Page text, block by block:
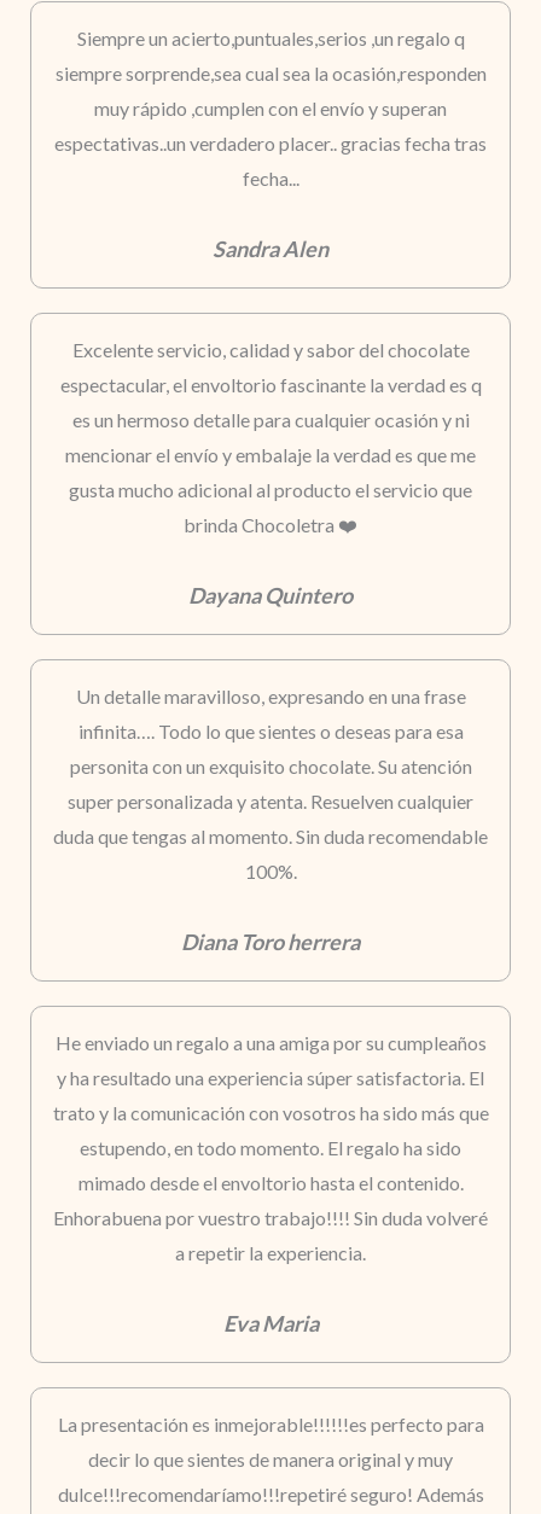
Siempre un acierto,puntuales,serios ,un regalo q
siempre sorprende,sea cual sea la ocasión,responden
muy rápido ,cumplen con el envío y superan
espectativas..un verdadero placer.. gracias fecha tras
fecha...
Sandra Alen
Excelente servicio, calidad y sabor del chocolate
espectacular, el envoltorio fascinante la verdad es q
es un hermoso detalle para cualquier ocasión y ni
mencionar el envío y embalaje la verdad es que me
gusta mucho adicional al producto el servicio que
brinda Chocoletra ❤️
Dayana Quintero
Un detalle maravilloso, expresando en una frase
infinita…. Todo lo que sientes o deseas para esa
personita con un exquisito chocolate. Su atención
super personalizada y atenta. Resuelven cualquier
duda que tengas al momento. Sin duda recomendable
100%.
Diana Toro herrera
He enviado un regalo a una amiga por su cumpleaños
y ha resultado una experiencia súper satisfactoria. El
trato y la comunicación con vosotros ha sido más que
estupendo, en todo momento. El regalo ha sido
mimado desde el envoltorio hasta el contenido.
Enhorabuena por vuestro trabajo!!!! Sin duda volveré
a repetir la experiencia.
Eva Maria
La presentación es inmejorable!!!!!!es perfecto para
decir lo que sientes de manera original y muy
dulce!!!recomendaríamo!!!repetiré seguro! Además